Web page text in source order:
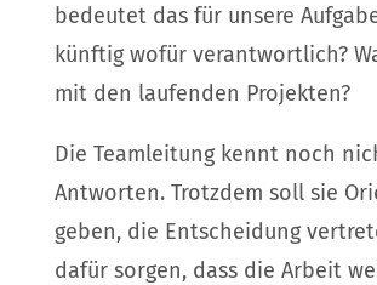
bedeutet das für unsere
künftig wofür verantwortlich?
mit den laufenden Projekten?
Die Teamleitung kennt noch
Antworten. Trotzdem soll sie
geben, die Entscheidung
dafür sorgen, dass die Arbeit